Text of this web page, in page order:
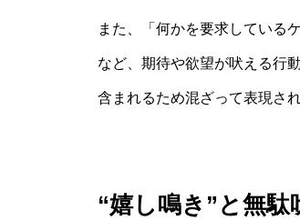
また、「何かを要求している
など、期待や欲望が吠える行
含まれるため混ざって表現さ
“嬉し鳴き”と無駄